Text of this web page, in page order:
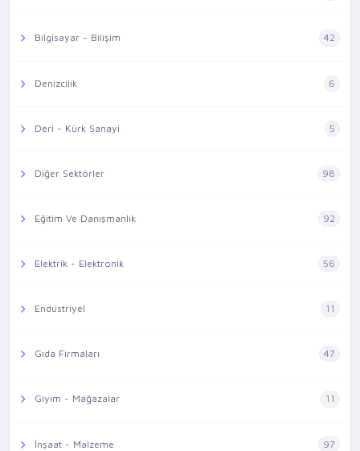
Bilgisayar - Bilişim 42
Denizcilik 6
Deri - Kürk Sanayi 5
Diğer Sektörler 98
Eğitim Ve Danışmanlık 92
Elektrik - Elektronik 56
Endüstriyel 11
Gıda Firmaları 47
Giyim - Mağazalar 11
İnşaat - Malzeme 97